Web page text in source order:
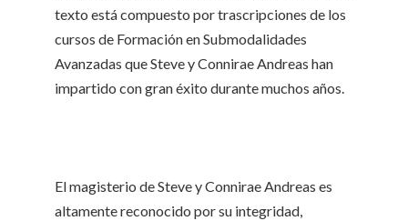
texto está compuesto por trascripciones de los
cursos de Formación en Submodalidades
Avanzadas que Steve y Connirae Andreas han
impartido con gran éxito durante muchos años.
El magisterio de Steve y Connirae Andreas es
altamente reconocido por su integridad,